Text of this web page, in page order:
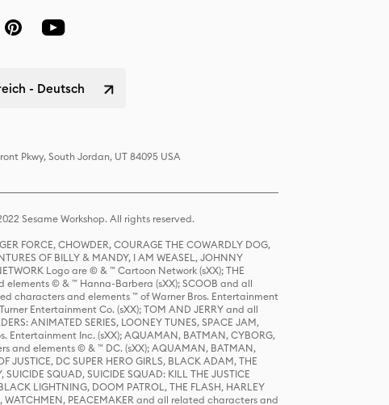
- Deutsch
Pkwy, South Jordan, UT 84095 USA
Sesame Workshop. All rights reserved.
FORCE, CHOWDER, COURAGE THE COWARDLY DOG,
OF BILLY & MANDY, I AM WEASEL, JOHNNY
Logo are © & ™ Cartoon Network (sXX); THE
elements © & ™ Hanna-Barbera (sXX); SCOOB and all
characters and elements ™ of Warner Bros. Entertainment
Entertainment Co. (sXX); TOM AND JERRY and all
ANIMATED SERIES, LOONEY TUNES, SPACE JAM,
Entertainment Inc. (sXX); AQUAMAN, BATMAN, CYBORG,
and elements © & ™ DC. (sXX); AQUAMAN, BATMAN,
DC SUPER HERO GIRLS, BLACK ADAM, THE
SUICIDE SQUAD, SUICIDE SQUAD: KILL THE JUSTICE
LIGHTNING, DOOM PATROL, THE FLASH, HARLEY
WATCHMEN, PEACEMAKER and all related characters and